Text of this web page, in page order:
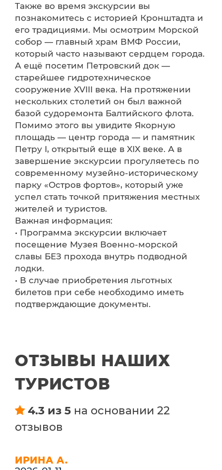
Также во время экскурсии вы
познакомитесь с историей Кронштадта и
его традициями. Мы осмотрим Морской
собор — главный храм ВМФ России,
который часто называют сердцем города.
А ещё посетим Петровский док —
старейшее гидротехническое
сооружение XVIII века. На протяжении
нескольких столетий он был важной
базой судоремонта Балтийского флота.
Помимо этого вы увидите Якорную
площадь — центр города — и памятник
Петру I, открытый еще в XIX веке. А в
завершение экскурсии прогуляетесь по
современному музейно-историческому
парку «Остров фортов», который уже
успел стать точкой притяжения местных
жителей и туристов.
Важная информация:
• Программа экскурсии включает
посещение Музея Военно-морской
славы БЕЗ прохода внутрь подводной
лодки.
• В случае приобретения льготных
билетов при себе необходимо иметь
подтверждающие документы.
ОТЗЫВЫ НАШИХ
ТУРИСТОВ
4.3 из 5 на основании 22
отзывов
ИРИНА А.